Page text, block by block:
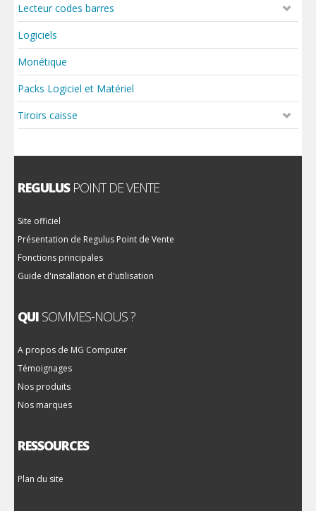
Lecteur codes barres
Logiciels
Monétique
Packs Logiciel et Matériel
Tiroirs caisse
REGULUSPOINT DE VENTE
Site officiel
Présentation de Regulus Point de Vente
Fonctions principales
Guide d'installation et d'utilisation
QUI SOMMES-NOUS ?
A propos de MG Computer
Témoignages
Nos produits
Nos marques
RESSOURCES
Plan du site